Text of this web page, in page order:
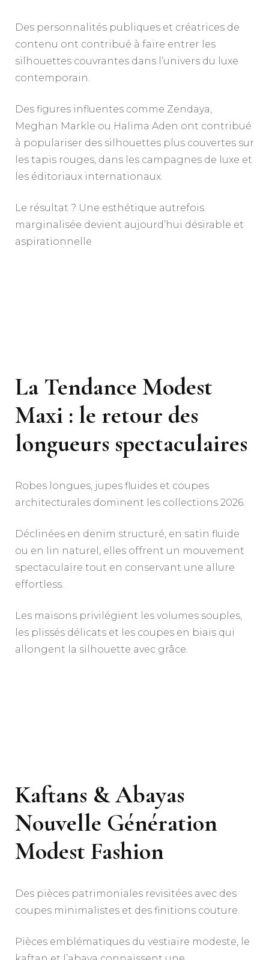
Des personnalités publiques et créatrices de
contenu ont contribué à faire entrer les
silhouettes couvrantes dans l’univers du luxe
contemporain.
Des figures influentes comme Zendaya,
Meghan Markle ou Halima Aden ont contribué
à populariser des silhouettes plus couvertes sur
les tapis rouges, dans les campagnes de luxe et
les éditoriaux internationaux.
Le résultat ? Une esthétique autrefois
marginalisée devient aujourd’hui désirable et
aspirationnelle
La Tendance Modest
Maxi : le retour des
longueurs spectaculaires
Robes longues, jupes fluides et coupes
architecturales dominent les collections 2026.
Déclinées en denim structuré, en satin fluide
ou en lin naturel, elles offrent un mouvement
spectaculaire tout en conservant une allure
effortless.
Les maisons privilégient les volumes souples,
les plissés délicats et les coupes en biais qui
allongent la silhouette avec grâce.
Kaftans & Abayas
Nouvelle Génération
Modest Fashion
Des pièces patrimoniales revisitées avec des
coupes minimalistes et des finitions couture.
Pièces emblématiques du vestiaire modeste, le